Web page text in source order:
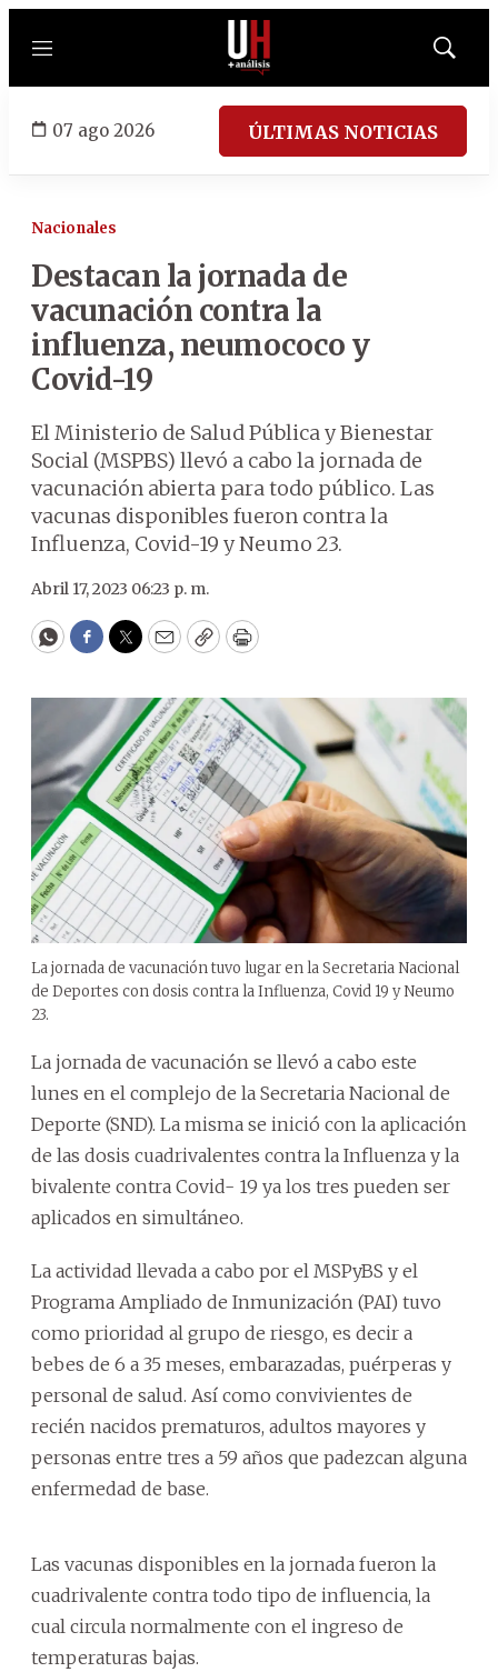
Menú
Mostrar
07 ago 2026 ÚLTIMAS NOTICIAS
Nacionales
Destacan la jornada de
vacunación contra la
influenza, neumococo y
Covid-19
El Ministerio de Salud Pública y Bienestar
Social (MSPBS) llevó a cabo la jornada de
vacunación abierta para todo público. Las
vacunas disponibles fueron contra la
Influenza, Covid-19 y Neumo 23.
Abril 17, 2023 06:23 p. m.
WhatsApp
Facebook
Twitter
EmailCopyPrint
La jornada de vacunación tuvo lugar en la Secretaria Nacional
de Deportes con dosis contra la Influenza, Covid 19 y Neumo
23.
La jornada de vacunación se llevó a cabo este
lunes en el complejo de la Secretaria Nacional de
Deporte (SND). La misma se inició con la aplicación
de las dosis cuadrivalentes contra la Influenza y la
bivalente contra Covid- 19 ya los tres pueden ser
aplicados en simultáneo.
La actividad llevada a cabo por el MSPyBS y el
Programa Ampliado de Inmunización (PAI) tuvo
como prioridad al grupo de riesgo, es decir a
bebes de 6 a 35 meses, embarazadas, puérperas y
personal de salud. Así como convivientes de
recién nacidos prematuros, adultos mayores y
personas entre tres a 59 años que padezcan alguna
enfermedad de base.
Las vacunas disponibles en la jornada fueron la
cuadrivalente contra todo tipo de influencia, la
cual circula normalmente con el ingreso de
temperaturas bajas.